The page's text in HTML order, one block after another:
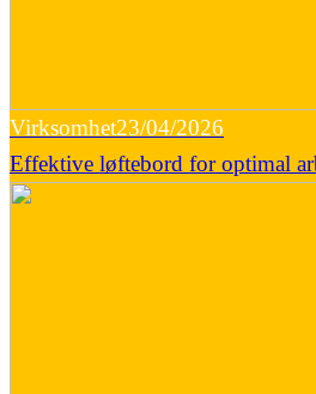
Virksomhet23/04/2026
Effektive løftebord for optimal